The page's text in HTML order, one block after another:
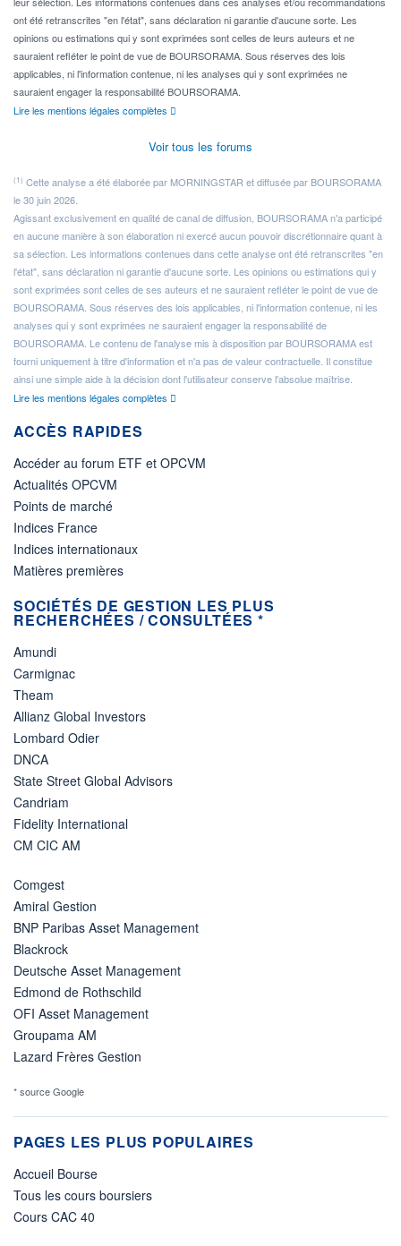
ont été retranscrites "en l'état", sans déclaration ni garantie d'aucune sorte. Les
opinions ou estimations qui y sont exprimées sont celles de leurs auteurs et ne
sauraient refléter le point de vue de BOURSORAMA. Sous réserves des lois
applicables, ni l'information contenue, ni les analyses qui y sont exprimées ne
sauraient engager la responsabilité BOURSORAMA.
Lire les mentions légales complètes
Voir tous les forums
(1) Cette analyse a été élaborée par MORNINGSTAR et diffusée par BOURSORAMA
le 30 juin 2026.
Agissant exclusivement en qualité de canal de diffusion, BOURSORAMA n'a participé
en aucune manière à son élaboration ni exercé aucun pouvoir discrétionnaire quant à
sa sélection. Les informations contenues dans cette analyse ont été retranscrites "en
l'état", sans déclaration ni garantie d'aucune sorte. Les opinions ou estimations qui y
sont exprimées sont celles de ses auteurs et ne sauraient refléter le point de vue de
BOURSORAMA. Sous réserves des lois applicables, ni l'information contenue, ni les
analyses qui y sont exprimées ne sauraient engager la responsabilité de
BOURSORAMA. Le contenu de l'analyse mis à disposition par BOURSORAMA est
fourni uniquement à titre d'information et n'a pas de valeur contractuelle. Il constitue
ainsi une simple aide à la décision dont l'utilisateur conserve l'absolue maîtrise.
Lire les mentions légales complètes
ACCÈS RAPIDES
Accéder au forum ETF et OPCVM
Actualités OPCVM
Points de marché
Indices France
Indices internationaux
Matières premières
SOCIÉTÉS DE GESTION LES PLUS
RECHERCHÉES / CONSULTÉES *
Amundi
Carmignac
Theam
Allianz Global Investors
Lombard Odier
DNCA
State Street Global Advisors
Candriam
Fidelity International
CM CIC AM
Comgest
Amiral Gestion
BNP Paribas Asset Management
Blackrock
Deutsche Asset Management
Edmond de Rothschild
OFI Asset Management
Groupama AM
Lazard Frères Gestion
* source Google
PAGES LES PLUS POPULAIRES
Accueil Bourse
Tous les cours boursiers
Cours CAC 40